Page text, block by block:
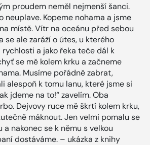
proudem neměl nejmenší šanci.
neuplave. Kopeme nohama a jsme
místě. Vítr na oceánu před sebou
se ale zaráží o útes, u kterého
rychlosti a jako řeka teče dál k
se mě kolem krku a začneme
Musíme pořádně zabrat,
alespoň k tomu lanu, které jsme si
jdeme na to!“ zavelím. Oba
Dejvovy ruce mě škrtí kolem krku,
máknout. Jen velmi pomalu se
nakonec se k němu s velkou
dostáváme. – ukázka z knihy